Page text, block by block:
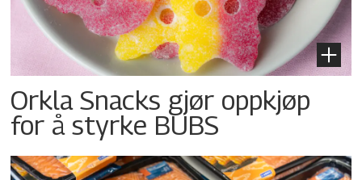
Orkla Snacks gjør oppkjøp
for å styrke BUBS